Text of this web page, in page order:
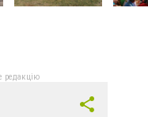
редакцію